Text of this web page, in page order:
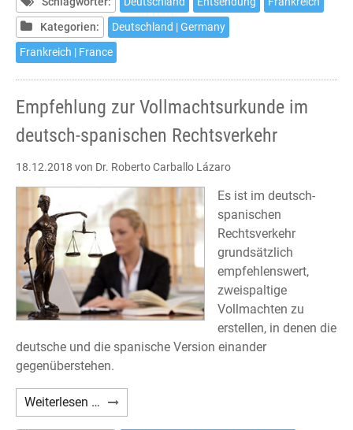
mit
Hürden
Kategorien:
Deutschland | Germany
Frankreich | France
Empfehlung zur Vollmachtsurkunde im
deutsch-spanischen Rechtsverkehr
18.12.2018 von Dr. Roberto Carballo Lázaro
Es ist im deutsch-
spanischen
Rechtsverkehr
grundsätzlich
empfehlenswert,
zweispaltige
Vollmachten zu
erstellen, in denen die
deutsche und die spanische Version einander
gegenüberstehen.
Weiterlesen … Empfehlung
zur